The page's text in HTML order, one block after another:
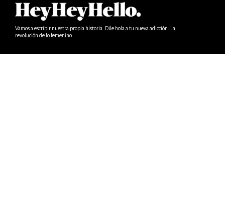
Vamos a escribir nuestra propia historia. Dile hola a tu nueva adicción. La
revolución de lo femenino.